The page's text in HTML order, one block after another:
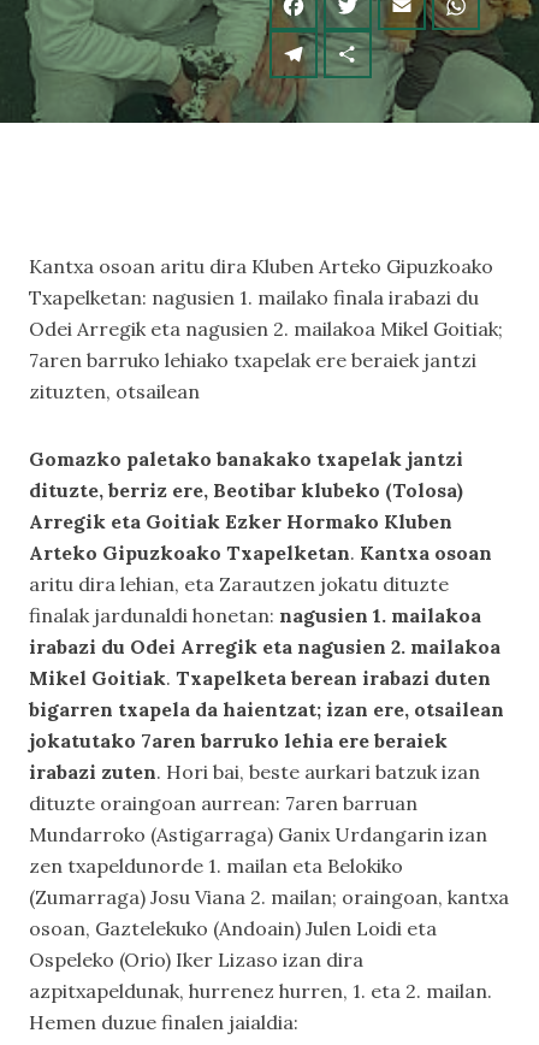
Kantxa osoan aritu dira Kluben Arteko Gipuzkoako
Txapelketan: nagusien 1. mailako finala irabazi du
Odei Arregik eta nagusien 2. mailakoa Mikel Goitiak;
7aren barruko lehiako txapelak ere beraiek jantzi
zituzten, otsailean
Gomazko paletako banakako txapelak jantzi
dituzte, berriz ere, Beotibar klubeko (Tolosa)
Arregik eta Goitiak Ezker Hormako Kluben
Arteko Gipuzkoako Txapelketan. Kantxa osoan
aritu dira lehian, eta Zarautzen jokatu dituzte
finalak jardunaldi honetan: nagusien 1. mailakoa
irabazi du Odei Arregik eta nagusien 2. mailakoa
Mikel Goitiak. Txapelketa berean irabazi duten
bigarren txapela da haientzat; izan ere, otsailean
jokatutako 7aren barruko lehia ere beraiek
irabazi zuten. Hori bai, beste aurkari batzuk izan
dituzte oraingoan aurrean: 7aren barruan
Mundarroko (Astigarraga) Ganix Urdangarin izan
zen txapeldunorde 1. mailan eta Belokiko
(Zumarraga) Josu Viana 2. mailan; oraingoan, kantxa
osoan, Gaztelekuko (Andoain) Julen Loidi eta
Ospeleko (Orio) Iker Lizaso izan dira
azpitxapeldunak, hurrenez hurren, 1. eta 2. mailan.
Hemen duzue finalen jaialdia: